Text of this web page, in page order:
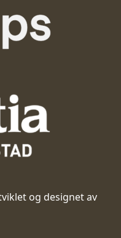
og designet av